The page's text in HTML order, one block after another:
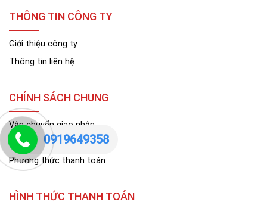
THÔNG TIN CÔNG TY
Giới thiệu công ty
Thông tin liên hệ
CHÍNH SÁCH CHUNG
Vận chuyển giao nhận
Bảo hành, đổi trả
Phương thức thanh toán
HÌNH THỨC THANH TOÁN
0919649358